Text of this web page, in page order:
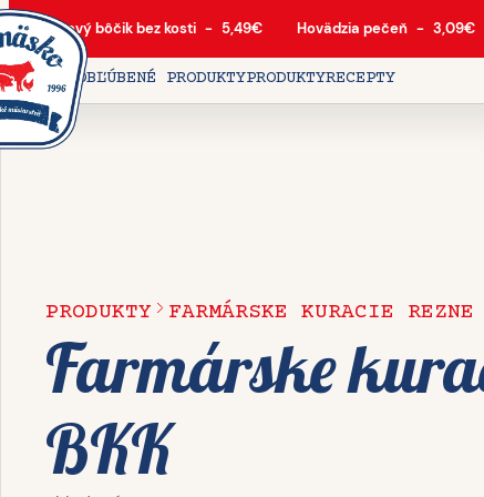
Bravčový bôčik bez kosti - 5,49€ Hovädzia pečeň - 3,09€
DOMOVOBĽÚBENÉ PRODUKTYPRODUKTYRECEPTY
PRODUKTY FARMÁRSKE KURACIE REZNE
Farmárske
BKK